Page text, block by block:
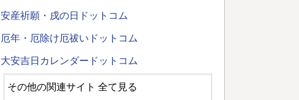
安産祈願・戌の日ドットコム
厄年・厄除け厄祓いドットコム
大安吉日カレンダードットコム
その他の関連サイト 全て見る